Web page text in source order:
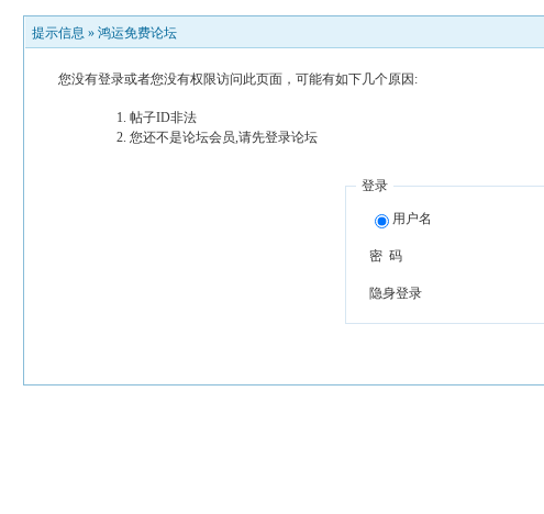
提示信息 » 鸿运免费论坛
您没有登录或者您没有权限访问此页面，可能有如下几个原因:
帖子ID非法
您还不是论坛会员,请先登录论坛
登录
用户名
密 码
隐身登录